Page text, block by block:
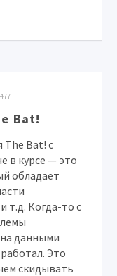
Bat!
The Bat! с
в курсе — это
обладает
т.д. Когда-то с
данными
Это
скидывать